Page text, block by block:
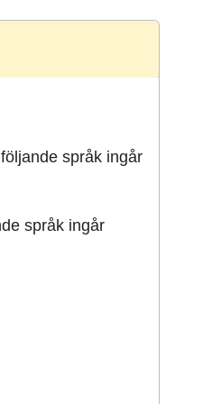
språk ingår
språk ingår